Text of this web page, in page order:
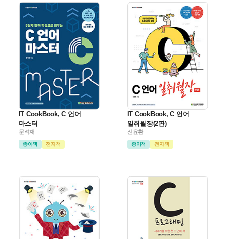
IT CookBook, C 언어
마스터
문석재
종이책 전자책
IT CookBook, C 언어
일취월장(2판)
신윤환
종이책 전자책